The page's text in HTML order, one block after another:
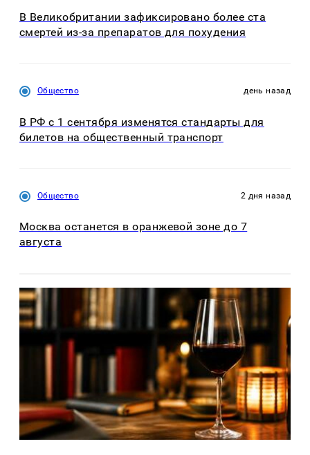
В Великобритании зафиксировано более ста
смертей из-за препаратов для похудения
Общество день назад
В РФ с 1 сентября изменятся стандарты для
билетов на общественный транспорт
Общество 2 дня назад
Москва останется в оранжевой зоне до 7
августа